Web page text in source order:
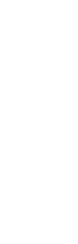
€25,00
€20,00.